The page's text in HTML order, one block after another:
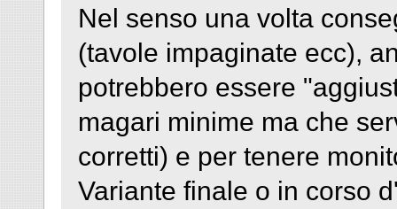
Nel senso una volta
(tavole impaginate ecc),
potrebbero essere
magari minime ma che
corretti) e per tenere
Variante finale o in corso